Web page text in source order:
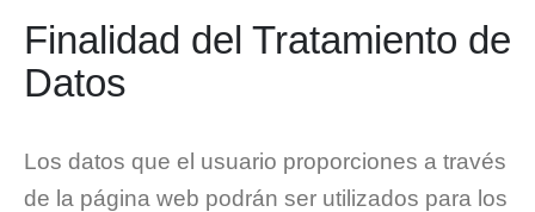
Finalidad del Tratamiento de
Datos
Los datos que el usuario proporciones a través
de la página web podrán ser utilizados para los